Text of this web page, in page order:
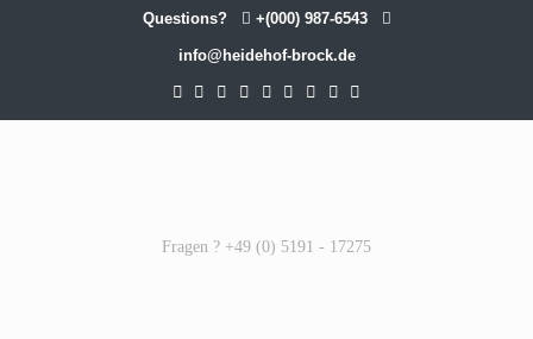
Questions? +(000) 987-6543
info@heidehof-brock.de
Fragen ? +49 (0) 5191 - 17275